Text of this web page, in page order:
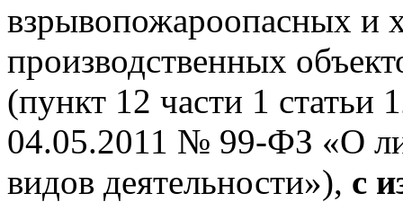
взрывопожароопасных и
производственных
(пункт 12 части 1 статьи
04.05.2011 № 99-ФЗ «О
видов деятельности»), с